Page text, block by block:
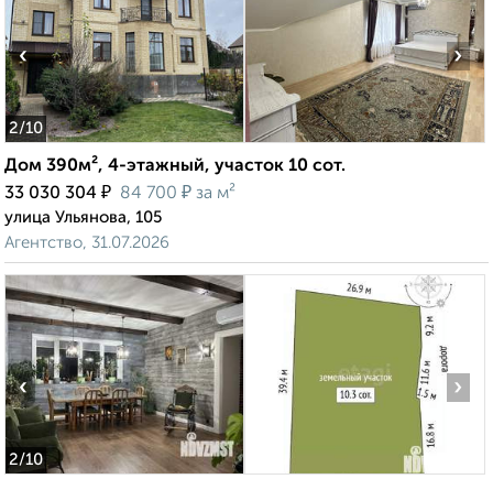
2/10
‹ ›
Дом 390м², 4-этажный, участок 10 сот.
33 030 304 ₽ 84 700 ₽ за м²
улица Ульянова, 105
Агентство, 31.07.2026
2/10
‹ ›